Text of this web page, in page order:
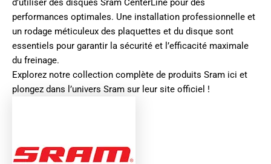
d’utiliser des disques Sram CenterLine pour des
performances optimales. Une installation professionnelle et
un rodage méticuleux des plaquettes et du disque sont
essentiels pour garantir la sécurité et l’efficacité maximale
du freinage.
Explorez notre collection complète de produits Sram ici et
plongez dans l’univers Sram sur leur site officiel !